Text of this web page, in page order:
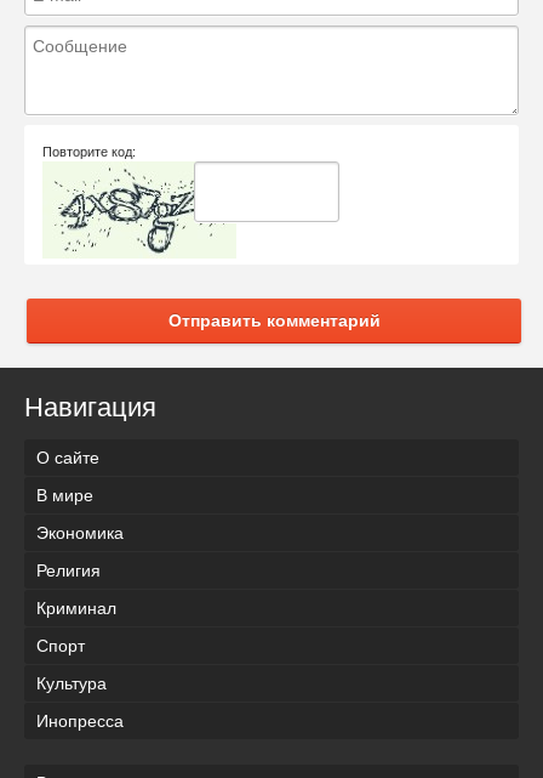
Повторите код:
Отправить комментарий
Навигация
О сайте
В мире
Экономика
Религия
Криминал
Спорт
Культура
Инопресса